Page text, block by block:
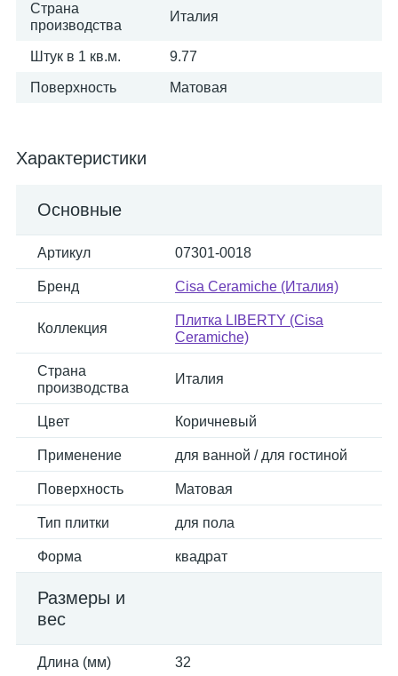
Страна
производства
Италия
Штук в 1 кв.м. 9.77
Поверхность Матовая
Характеристики
Основные
Артикул 07301-0018
Бренд Cisa Ceramiche (Италия)
Коллекция
Плитка LIBERTY (Cisa
Ceramiche)
Страна
производства
Италия
Цвет Коричневый
Применение для ванной / для гостиной
Поверхность Матовая
Тип плитки для пола
Форма квадрат
Размеры и
вес
Длина (мм) 32